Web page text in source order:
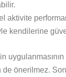
aktivite
kendilerine
önerilmez.